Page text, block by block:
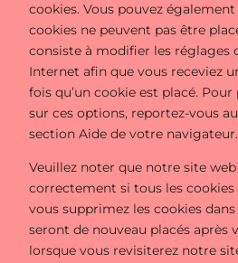
cookies. Vous pouvez
cookies ne peuvent pas être
consiste à modifier les réglages
Internet afin que vous receviez
fois qu’un cookie est placé.
sur ces options, reportez-vous
section Aide de votre navigateur.
Veuillez noter que notre site
correctement si tous les cookies
vous supprimez les cookies
seront de nouveau placés après
lorsque vous revisiterez notre